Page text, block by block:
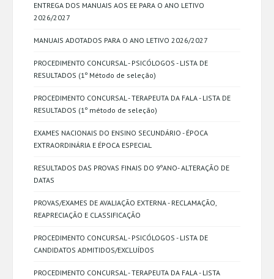
ENTREGA DOS MANUAIS AOS EE PARA O ANO LETIVO
2026/2027
MANUAIS ADOTADOS PARA O ANO LETIVO 2026/2027
PROCEDIMENTO CONCURSAL - PSICÓLOGOS - LISTA DE
RESULTADOS (1º Método de seleção)
PROCEDIMENTO CONCURSAL - TERAPEUTA DA FALA - LISTA DE
RESULTADOS (1º método de seleção)
EXAMES NACIONAIS DO ENSINO SECUNDÁRIO - ÉPOCA
EXTRAORDINÁRIA E ÉPOCA ESPECIAL
RESULTADOS DAS PROVAS FINAIS DO 9ºANO- ALTERAÇÃO DE
DATAS
PROVAS/EXAMES DE AVALIAÇÃO EXTERNA - RECLAMAÇÃO,
REAPRECIAÇÃO E CLASSIFICAÇÃO
PROCEDIMENTO CONCURSAL - PSICÓLOGOS - LISTA DE
CANDIDATOS ADMITIDOS/EXCLUÍDOS
PROCEDIMENTO CONCURSAL - TERAPEUTA DA FALA - LISTA